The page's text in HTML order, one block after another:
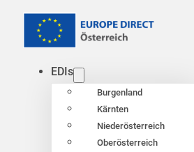
EDIs
Burgenland
Kärnten
Niederösterreich
Oberösterreich